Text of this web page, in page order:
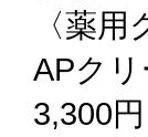
〈薬用
APクリ
3,300